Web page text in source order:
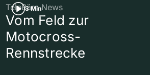
3 Min
TeleBärn News
Vom Feld zur
Motocross-
Rennstrecke